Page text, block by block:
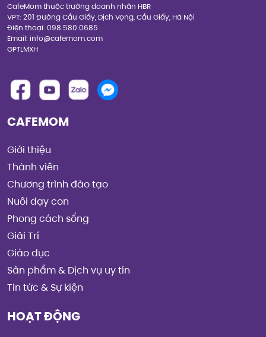
CafeMom thuộc trường doanh nhân HBR
VPT: 201 Đường Cầu Giấy, Dịch Vọng, Cầu Giấy, Hà Nội
Điện thoại: 098.580.0685
Email: info@cafemom.com
GPTLMXH
CAFEMOM
Giới thiệu
Thành viên
Chương trình đào tạo
Nuôi dạy con
Phong cách sống
Giải Trí
Giáo dục
Sản phẩm & Dịch vụ uy tín
Tin tức & Sự kiện
HOẠT ĐỘNG